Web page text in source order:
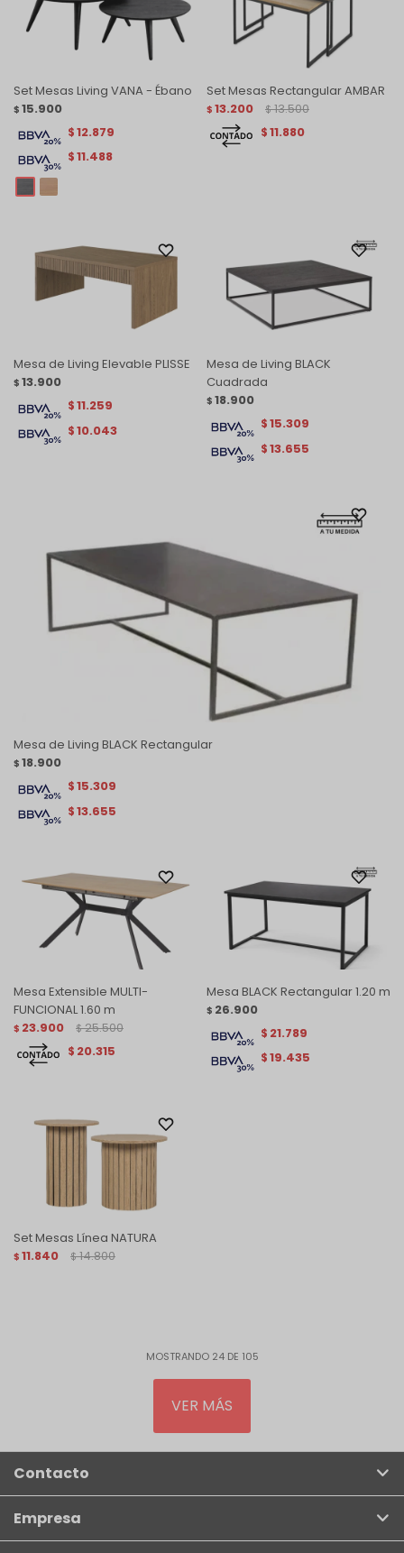
Set Mesas Living VANA - Ébano
$ 15.900
$11.488
$12.879
Set Mesas Rectangular AMBAR
$ 13.200 $ 13.500
$11.880
Mesa de Living Elevable PLISSE
$ 13.900
$10.043
$11.259
Mesa de Living BLACK
Cuadrada
$ 18.900
$13.655
$15.309
Mesa de Living BLACK Rectangular
$ 18.900
$13.655
$15.309
Mesa Extensible MULTI-
FUNCIONAL 1.60 m
$ 23.900 $ 25.500
$ 20.315
Mesa BLACK Rectangular 1.20 m
$ 26.900
$19.435
$ 21.789
Set Mesas Línea NATURA
$ 11.840 $ 14.800
MOSTRANDO 24DE 105
VER MÁS
Contacto
Empresa